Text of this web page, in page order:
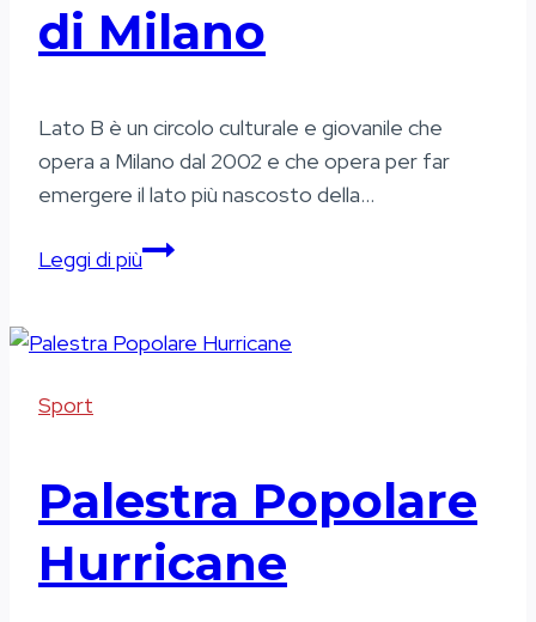
di Milano
Lato B è un circolo culturale e giovanile che
opera a Milano dal 2002 e che opera per far
emergere il lato più nascosto della…
Leggi di piùLato
l’altro
Sport
Palestra Popolare
Hurricane